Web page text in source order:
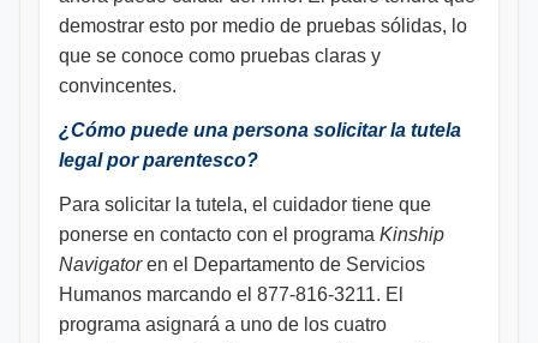
demostrar esto por medio de pruebas sólidas, lo
que se conoce como pruebas claras y
convincentes.
¿Cómo puede una persona solicitar la tutela
legal por parentesco?
Para solicitar la tutela, el cuidador tiene que
ponerse en contacto con el programa Kinship
Navigatoren el Departamento de Servicios
Humanos marcando el 877-816-3211. El
programa asignará a uno de los cuatro